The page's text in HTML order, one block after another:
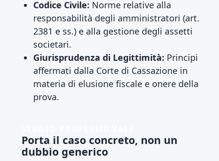
Codice Civile: Norme relative alla
responsabilità degli amministratori (art.
2381 e ss.) e alla gestione degli assetti
societari.
Giurisprudenza di Legittimità: Principi
affermati dalla Corte di Cassazione in
materia di elusione fiscale e onere della
prova.
Porta il caso concreto, non un
dubbio generico